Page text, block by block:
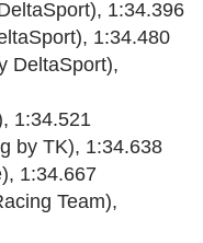
1:34.396
1:34.480
DeltaSport),
1:34.521
by TK), 1:34.638
1:34.667
Team),